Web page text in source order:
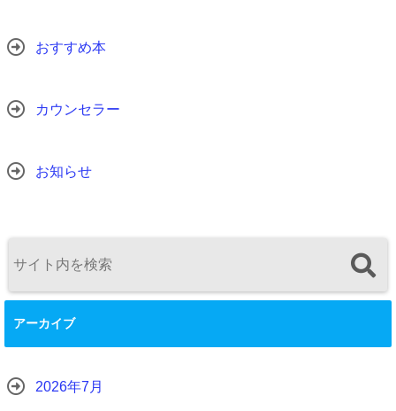
おすすめ本
カウンセラー
お知らせ
アーカイブ
2026年7月